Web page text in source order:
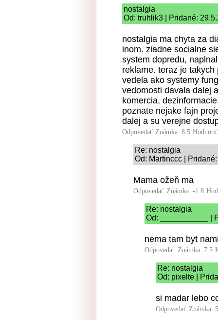
nostalgia
Od: truhlik3 | Pridané:
nostalgia ma chyta za
inom. ziadne socialne
system dopredu,
reklame. teraz je
vedela ako systemy
vedomosti davala dalej
komercia,
poznate nejake fajn
dalej a su verejne
Odpovedať Známka: 8.5
Re: nostalgia
Od: Martinccc |
Mama ožeň ma
Odpovedať Známka: -1.8
Re: nostalgia
Od: ___________ |
nema tam byt
Odpovedať Známka: 7.5
Re: nostalgia
Od: pixelte |
si madar lebo
Odpovedať Známka: